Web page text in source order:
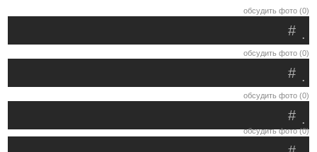
обсудить фото (0)
.
#
обсудить фото (0)
.
#
обсудить фото (0)
.
#
обсудить фото (0)